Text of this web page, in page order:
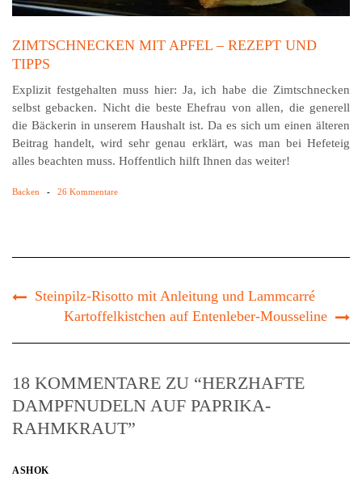
ZIMTSCHNECKEN MIT APFEL – REZEPT UND
TIPPS
Explizit festgehalten muss hier: Ja, ich habe die Zimtschnecken
selbst gebacken. Nicht die beste Ehefrau von allen, die generell
die Bäckerin in unserem Haushalt ist. Da es sich um einen älteren
Beitrag handelt, wird sehr genau erklärt, was man bei Hefeteig
alles beachten muss. Hoffentlich hilft Ihnen das weiter!
Backen - 26 Kommentare
Steinpilz-Risotto mit Anleitung und Lammcarré
Kartoffelkistchen auf Entenleber-Mousseline
18 KOMMENTARE ZU “HERZHAFTE
DAMPFNUDELN AUF PAPRIKA-
RAHMKRAUT”
ASHOK